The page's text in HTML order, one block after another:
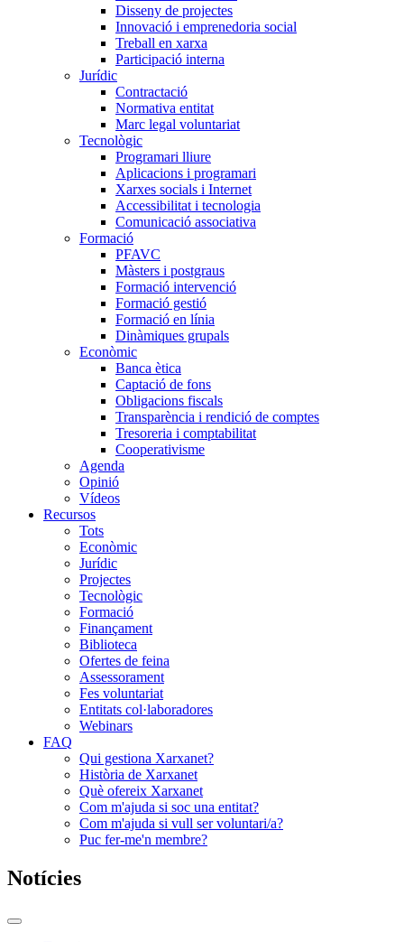
Disseny de projectes
Innovació i emprenedoria social
Treball en xarxa
Participació interna
Jurídic
Contractació
Normativa entitat
Marc legal voluntariat
Tecnològic
Programari lliure
Aplicacions i programari
Xarxes socials i Internet
Accessibilitat i tecnologia
Comunicació associativa
Formació
PFAVC
Màsters i postgraus
Formació intervenció
Formació gestió
Formació en línia
Dinàmiques grupals
Econòmic
Banca ètica
Captació de fons
Obligacions fiscals
Transparència i rendició de comptes
Tresoreria i comptabilitat
Cooperativisme
Agenda
Opinió
Vídeos
Recursos
Tots
Econòmic
Jurídic
Projectes
Tecnològic
Formació
Finançament
Biblioteca
Ofertes de feina
Assessorament
Fes voluntariat
Entitats col·laboradores
Webinars
FAQ
Qui gestiona Xarxanet?
Història de Xarxanet
Què ofereix Xarxanet
Com m'ajuda si soc una entitat?
Com m'ajuda si vull ser voluntari/a?
Puc fer-me'n membre?
Notícies
Commutador